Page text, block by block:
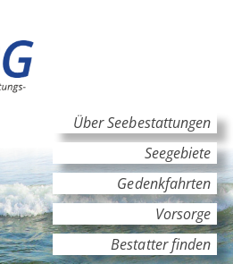
Über Seebestattungen
Seegebiete
Gedenkfahrten
Vorsorge
Bestatter finden